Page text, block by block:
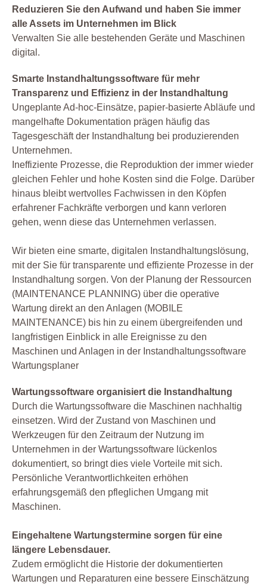
Reduzieren Sie den Aufwand und haben Sie immer
alle Assets im Unternehmen im Blick
Verwalten Sie alle bestehenden Geräte und Maschinen
digital.
Smarte Instandhaltungssoftware für mehr
Transparenz und Effizienz in der Instandhaltung
Ungeplante Ad-hoc-Einsätze, papier-basierte Abläufe und
mangelhafte Dokumentation prägen häufig das
Tagesgeschäft der Instandhaltung bei produzierenden
Unternehmen.
Ineffiziente Prozesse, die Reproduktion der immer wieder
gleichen Fehler und hohe Kosten sind die Folge. Darüber
hinaus bleibt wertvolles Fachwissen in den Köpfen
erfahrener Fachkräfte verborgen und kann verloren
gehen, wenn diese das Unternehmen verlassen.
Wir bieten eine smarte, digitalen Instandhaltungslösung,
mit der Sie für transparente und effiziente Prozesse in der
Instandhaltung sorgen. Von der Planung der Ressourcen
(MAINTENANCE PLANNING) über die operative
Wartung direkt an den Anlagen (MOBILE
MAINTENANCE) bis hin zu einem übergreifenden und
langfristigen Einblick in alle Ereignisse zu den
Maschinen und Anlagen in der Instandhaltungssoftware
Wartungsplaner
Wartungssoftware organisiert die Instandhaltung
Durch die Wartungssoftware die Maschinen nachhaltig
einsetzen. Wird der Zustand von Maschinen und
Werkzeugen für den Zeitraum der Nutzung im
Unternehmen in der Wartungssoftware lückenlos
dokumentiert, so bringt dies viele Vorteile mit sich.
Persönliche Verantwortlichkeiten erhöhen
erfahrungsgemäß den pfleglichen Umgang mit
Maschinen.
Eingehaltene Wartungstermine sorgen für eine
längere Lebensdauer.
Zudem ermöglicht die Historie der dokumentierten
Wartungen und Reparaturen eine bessere Einschätzung